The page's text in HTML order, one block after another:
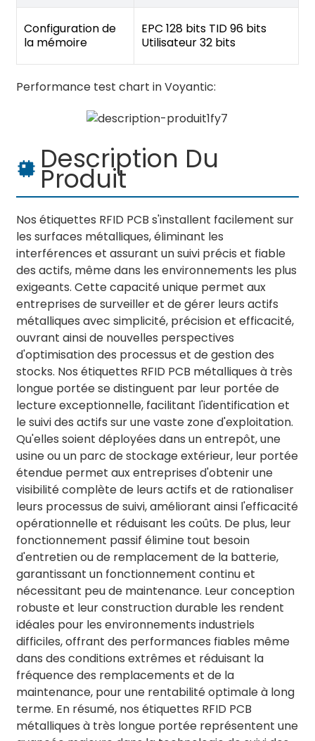
Configuration de
la mémoire
EPC 128 bits TID 96 bits
Utilisateur 32 bits
Performance test chart in Voyantic:
Description Du
Produit
Nos étiquettes RFID PCB s'installent facilement sur
les surfaces métalliques, éliminant les
interférences et assurant un suivi précis et fiable
des actifs, même dans les environnements les plus
exigeants. Cette capacité unique permet aux
entreprises de surveiller et de gérer leurs actifs
métalliques avec simplicité, précision et efficacité,
ouvrant ainsi de nouvelles perspectives
d'optimisation des processus et de gestion des
stocks. Nos étiquettes RFID PCB métalliques à très
longue portée se distinguent par leur portée de
lecture exceptionnelle, facilitant l'identification et
le suivi des actifs sur une vaste zone d'exploitation.
Qu'elles soient déployées dans un entrepôt, une
usine ou un parc de stockage extérieur, leur portée
étendue permet aux entreprises d'obtenir une
visibilité complète de leurs actifs et de rationaliser
leurs processus de suivi, améliorant ainsi l'efficacité
opérationnelle et réduisant les coûts. De plus, leur
fonctionnement passif élimine tout besoin
d'entretien ou de remplacement de la batterie,
garantissant un fonctionnement continu et
nécessitant peu de maintenance. Leur conception
robuste et leur construction durable les rendent
idéales pour les environnements industriels
difficiles, offrant des performances fiables même
dans des conditions extrêmes et réduisant la
fréquence des remplacements et de la
maintenance, pour une rentabilité optimale à long
terme. En résumé, nos étiquettes RFID PCB
métalliques à très longue portée représentent une